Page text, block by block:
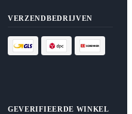
VERZENDBEDRIJVEN
GEVERIFIEERDE WINKEL